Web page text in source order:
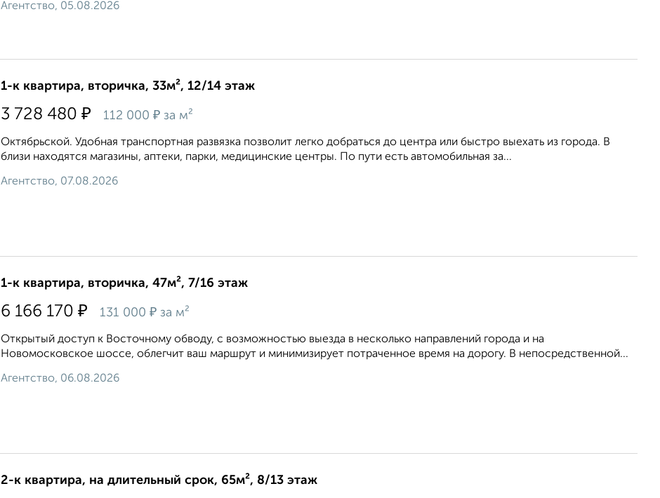
Агентство, 05.08.2026
1-к квартира, вторичка, 33м², 12/14 этаж
3 728 480 ₽ 112 000 ₽ за м²
Октябрьской. Удобная транспортная развязка позволит легко добраться до центра или быстро выехать из города. В
близи находятся магазины, аптеки, парки, медицинские центры. По пути есть автомобильная за...
Агентство, 07.08.2026
1-к квартира, вторичка, 47м², 7/16 этаж
6 166 170 ₽ 131 000 ₽ за м²
Открытый доступ к Восточному обводу, с возможностью выезда в несколько направлений города и на
Новомосковское шоссе, облегчит ваш маршрут и минимизирует потраченное время на дорогу. В непосредственной...
Агентство, 06.08.2026
2-к квартира, на длительный срок, 65м², 8/13 этаж